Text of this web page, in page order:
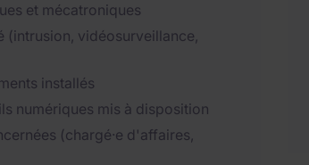
et mécatroniques
(intrusion, vidéosurveillance,
installés
numériques mis à disposition
(chargé·e d'affaires,